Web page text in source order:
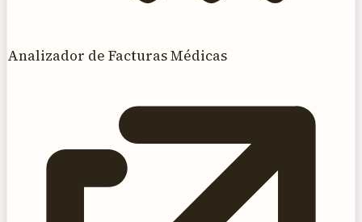
Analizador de Facturas Médicas